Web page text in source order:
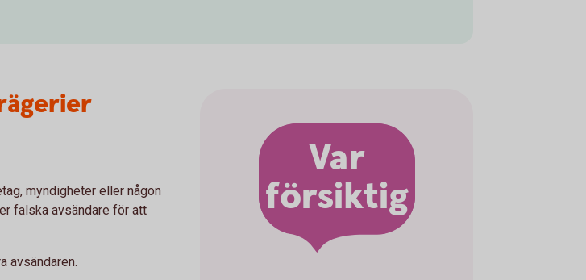
myndigheter eller någon
falska avsändare för att
avsändaren.
Var
försiktig